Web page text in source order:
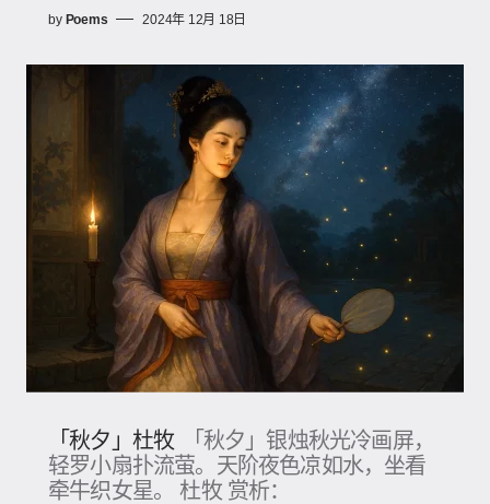
by Poems 2024年 12月 18日
「秋夕」杜牧
「秋夕」银烛秋光冷画屏，
轻罗小扇扑流萤。天阶夜色凉如水，坐看
牵牛织女星。 杜牧 赏析：